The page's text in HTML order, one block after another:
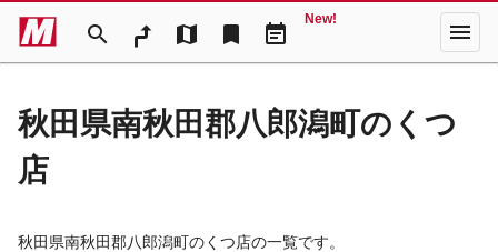
search map bookmark event_note
New! menu
秋田県南秋田郡八郎潟町のくつ
店
秋田県南秋田郡八郎潟町のくつ店の一覧です。